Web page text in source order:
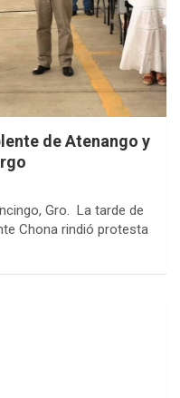
de Atenango y
Gro. La tarde de
Chona rindió protesta